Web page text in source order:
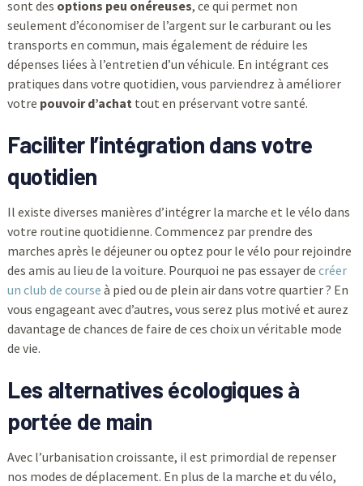
sont des options peu onéreuses, ce qui permet non
seulement d’économiser de l’argent sur le carburant ou les
transports en commun, mais également de réduire les
dépenses liées à l’entretien d’un véhicule. En intégrant ces
pratiques dans votre quotidien, vous parviendrez à améliorer
votre pouvoir d’achattout en préservant votre santé.
Faciliter l’intégration dans votre
quotidien
Il existe diverses manières d’intégrer la marche et le vélo dans
votre routine quotidienne. Commencez par prendre des
marches après le déjeuner ou optez pour le vélo pour rejoindre
des amis au lieu de la voiture. Pourquoi ne pas essayer de créer
un club de course à pied ou de plein air dans votre quartier ? En
vous engageant avec d’autres, vous serez plus motivé et aurez
davantage de chances de faire de ces choix un véritable mode
de vie.
Les alternatives écologiques à
portée de main
Avec l’urbanisation croissante, il est primordial de repenser
nos modes de déplacement. En plus de la marche et du vélo,